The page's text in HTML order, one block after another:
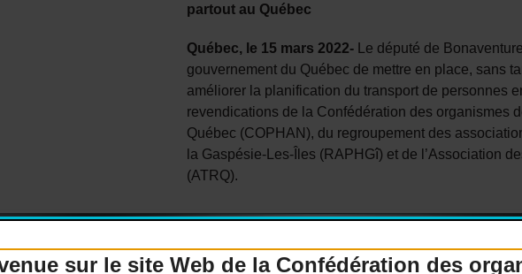
sur le site Web de la Confédération des
partout au Québec
Québec, le 15 mars 2022- Le député de
gouvernement du Québec de mettre en place, sans
améliorer la planification du transport de personnes
revendications de la Confédération des organismes
Québec (COPHAN), du regroupement des
la Gaspésie-Les-Îles (RAPHGî) et de l’Association
(ATRQ).